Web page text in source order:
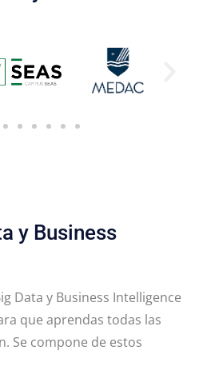
y Business
Data y Business Intelligence
que aprendas todas las
Se compone de estos